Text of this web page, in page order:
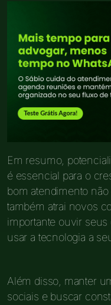
Em resumo,
é essencial para o
bom atendimento
também atrai novos
importante ouvir
usar a tecnologia a
Além disso, manter
sociais e buscar